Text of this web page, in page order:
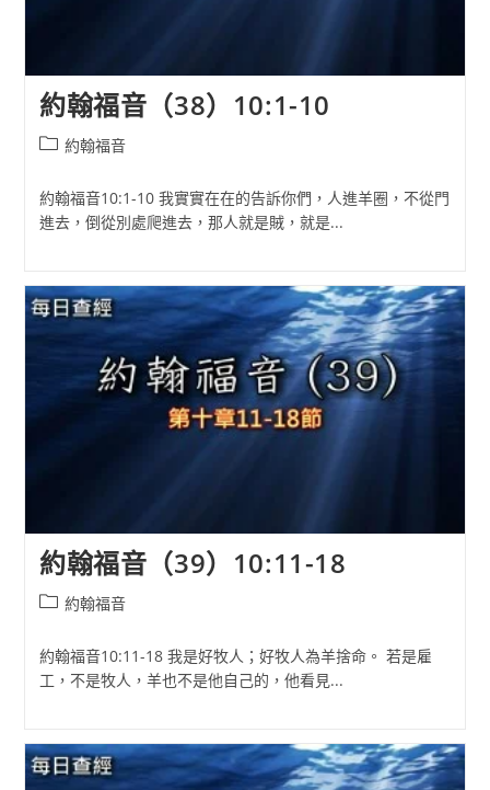
約翰福音（38）10:1-10
Post約翰福音
約翰福音10:1-10 我實實在在的告訴你們，人進羊圈，不從門
進去，倒從別處爬進去，那人就是賊，就是...
約翰福音（39）10:11-18
Post約翰福音
約翰福音10:11-18 我是好牧人；好牧人為羊捨命。 若是雇
工，不是牧人，羊也不是他自己的，他看見...